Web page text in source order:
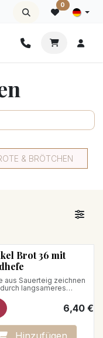
0
& BRÖTCHEN
Brot 36 mit
aus Sauerteig zeichnen
langsameres
aus; dadurch kann
36 Stunden lang
Mehl (100 % Weizen)
740g
6,40€
Hinzufügen